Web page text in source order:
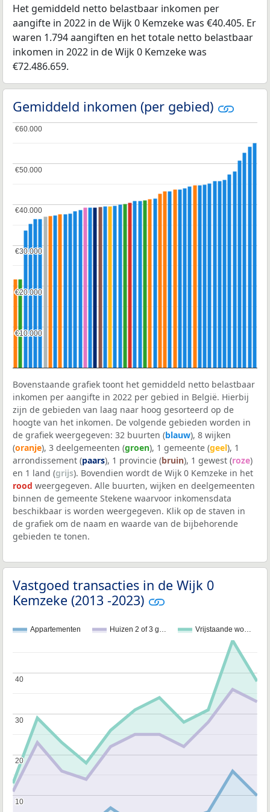
Het gemiddeld netto belastbaar inkomen per
aangifte in 2022 in de Wijk 0 Kemzeke was €40.405. Er
waren 1.794 aangiften en het totale netto belastbaar
inkomen in 2022 in de Wijk 0 Kemzeke was
€72.486.659.
Gemiddeld inkomen (per gebied)
€10.000
€10.000
€20.000
€20.000
€30.000
€30.000
€40.000
€40.000
€50.000
€50.000
€60.000
€60.000
Bovenstaande grafiek toont het gemiddeld netto belastbaar
inkomen per aangifte in 2022 per gebied in België. Hierbij
zijn de gebieden van laag naar hoog gesorteerd op de
hoogte van het inkomen. De volgende gebieden worden in
de grafiek weergegeven: 32 buurten (blauw), 8 wijken
(oranje), 3 deelgemeenten (groen), 1 gemeente (geel), 1
arrondissement (paars), 1 provincie (bruin), 1 gewest (roze)
en 1 land (grijs). Bovendien wordt de Wijk 0 Kemzeke in het
rood weergegeven. Alle buurten, wijken en deelgemeenten
binnen de gemeente Stekene waarvoor inkomensdata
beschikbaar is worden weergegeven. Klik op de staven in
de grafiek om de naam en waarde van de bijbehorende
gebieden te tonen.
Vastgoed transacties in de Wijk 0
Kemzeke (2013 -2023)
Appartementen Huizen 2 of 3 g… Vrijstaande wo…
10
10
20
20
30
30
40
40